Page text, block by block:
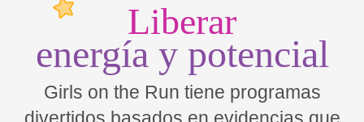
Liberar
energía y potencial
Girls on the Run tiene programas